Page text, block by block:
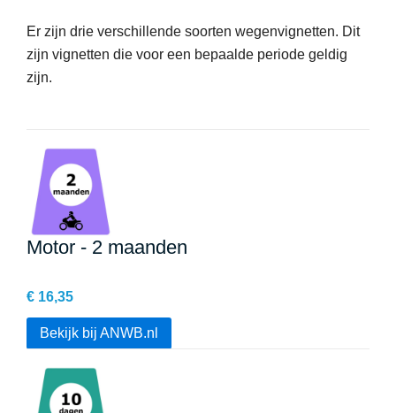
Er zijn drie verschillende soorten wegenvignetten. Dit
zijn vignetten die voor een bepaalde periode geldig
zijn.
Motor - 2 maanden
€ 16,35
Bekijk bij ANWB.nl